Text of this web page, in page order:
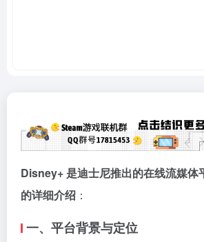
Disney+ 是迪士尼推出的在线流媒体
的详细介绍 ：
一、平台背景与定位